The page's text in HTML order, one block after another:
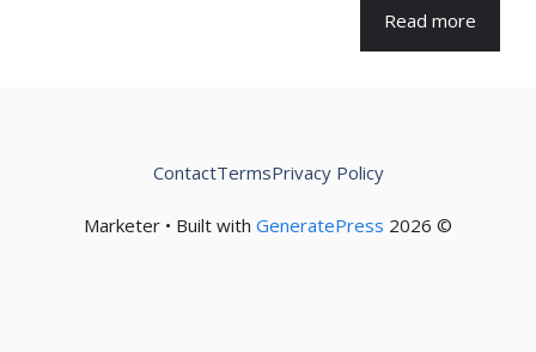
Read more
© 2026 Marketer • Built with
GeneratePress
Privacy Policy
Terms
Contact